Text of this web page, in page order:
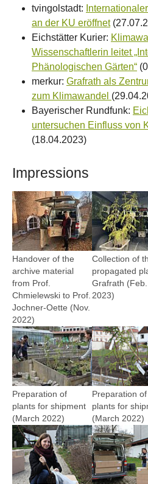
tvingolstadt:
an der KU eröffnet
Eichstätter Kurier:
Wissenschaftlerin leitet
Phänologischen Gärten“
merkur: Grafrath als
zum Klimawandel
Bayerischer Rundfunk:
untersuchen Einfluss von
(18.04.2023)
Impressions
Show larger version
Handover of the
archive material
from Prof.
Chmielewski to Prof.
Jochner-Oette (Nov.
2022)
Show larger
Collection of
propagated
Grafrath (Feb.
2023)
Show larger version
Preparation of
plants for shipment
(March 2022)
Show larger
Preparation
plants for
(March 2022)
Show larger versionShow larger